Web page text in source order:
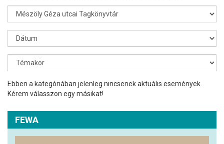
Ebben a kategóriában jelenleg nincsenek aktuális események.
Kérem válasszon egy másikat!
FEWA